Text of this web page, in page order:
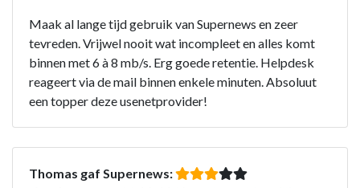
Maak al lange tijd gebruik van Supernews en zeer
tevreden. Vrijwel nooit wat incompleet en alles komt
binnen met 6 à 8 mb/s. Erg goede retentie. Helpdesk
reageert via de mail binnen enkele minuten. Absoluut
een topper deze usenetprovider!
Thomas gaf Supernews: